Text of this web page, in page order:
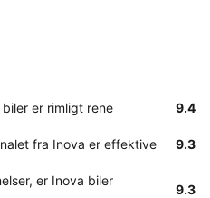
er rimligt rene 9.4
fra Inova er effektive 9.3
er Inova biler
9.3